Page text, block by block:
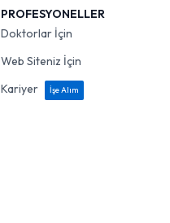
PROFESYONELLER
Doktorlar İçin
Web Siteniz İçin
Kariyer
İşe Alım